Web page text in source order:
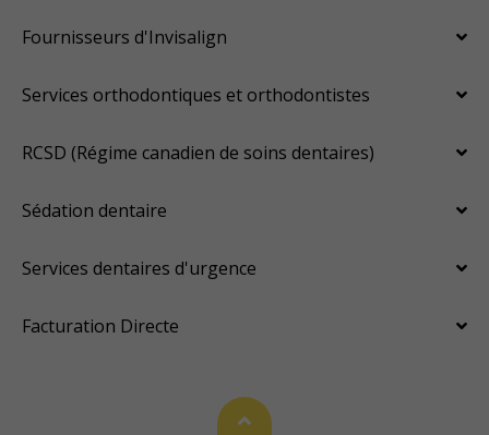
Fournisseurs d'Invisalign
Services orthodontiques et orthodontistes
RCSD (Régime canadien de soins dentaires)
Sédation dentaire
Services dentaires d'urgence
Facturation Directe
Haut de page